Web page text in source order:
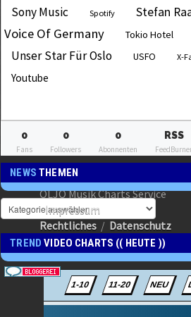
Sony Music Spotify Stefan
Voice Of Germany
Tokio Hotel
Unser Star Für Oslo USFO X-
Youtube
0
Fans
0
Followers
0
Abonnenten
RSS
NEWSTHEMEN
TRENDVIDEO CHARTS (( HEUTE ))
OLJO Musik Charts Service
Impressum
Rechtliches / Datenschutz